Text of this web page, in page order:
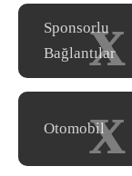
x
Sponsorlu
Bağlantılar
x
Otomobil